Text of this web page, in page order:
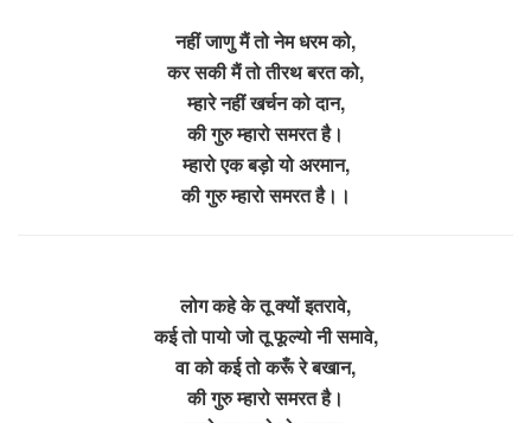
नहीं जाणु मैं तो नेम धरम को,
कर सकी मैं तो तीरथ बरत को,
म्हारे नहीं खर्चन को दान,
की गुरु म्हारो समरत है।
म्हारो एक बड़ो यो अरमान,
की गुरु म्हारो समरत है।।
लोग कहे के तू क्यों इतरावे,
कई तो पायो जो तू फूल्यो नी समावे,
वा को कई तो करूँ रे बखान,
की गुरु म्हारो समरत है।